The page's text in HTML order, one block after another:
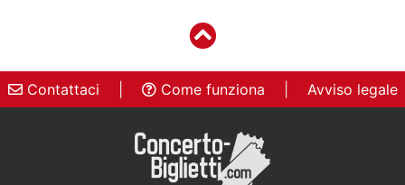
Contattaci Come funziona Avviso legale